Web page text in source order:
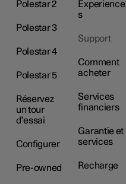
Polestar 2
Polestar 3
Polestar 4
Polestar 5
Réservez
un tour
d’essai
Configurer
Pre-owned
Experience
s
Support
Comment
acheter
Services
financiers
Garantie et
services
Recharge